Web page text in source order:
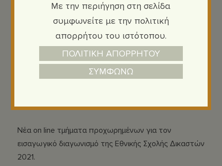
Ανακοινώσεις, Εθνική Σχολή Δικαστών, Εισαγγελέων
Πολιτικής - Ποινικής δικαιοσύνης
19 Δεκεμβρίου 2020
Νέα on line τμήματα προχωρημένων για τον
εισαγωγικό διαγωνισμό της Εθνικής Σχολής Δικαστών
2021.
Με την περιήγηση στη σελίδα
συμφωνείτε με την πολιτική
απορρήτου του ιστότοπου.
ΠΟΛΙΤΙΚΗ ΑΠΟΡΡΗΤΟΥ
ΣΥΜΦΩΝΩ